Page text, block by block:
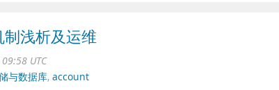
浅析及运维
UTC
与数据库, account